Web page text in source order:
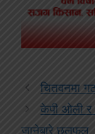
चितवनमा
केपी ओली र
जानेबारे छलफल